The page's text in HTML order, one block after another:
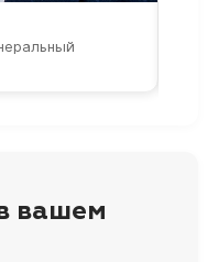
вашем